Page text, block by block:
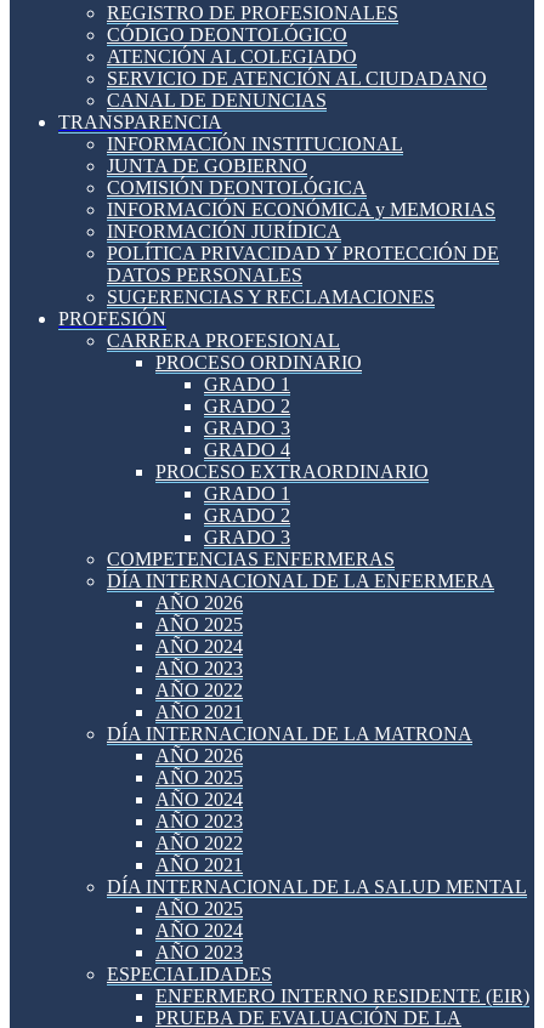
REGISTRO DE PROFESIONALES
CÓDIGO DEONTOLÓGICO
ATENCIÓN AL COLEGIADO
SERVICIO DE ATENCIÓN AL CIUDADANO
CANAL DE DENUNCIAS
TRANSPARENCIA
INFORMACIÓN INSTITUCIONAL
JUNTA DE GOBIERNO
COMISIÓN DEONTOLÓGICA
INFORMACIÓN ECONÓMICA y MEMORIAS
INFORMACIÓN JURÍDICA
POLÍTICA PRIVACIDAD Y PROTECCIÓN DE
DATOS PERSONALES
SUGERENCIAS Y RECLAMACIONES
PROFESIÓN
CARRERA PROFESIONAL
PROCESO ORDINARIO
GRADO 1
GRADO 2
GRADO 3
GRADO 4
PROCESO EXTRAORDINARIO
GRADO 1
GRADO 2
GRADO 3
COMPETENCIAS ENFERMERAS
DÍA INTERNACIONAL DE LA ENFERMERA
AÑO 2026
AÑO 2025
AÑO 2024
AÑO 2023
AÑO 2022
AÑO 2021
DÍA INTERNACIONAL DE LA MATRONA
AÑO 2026
AÑO 2025
AÑO 2024
AÑO 2023
AÑO 2022
AÑO 2021
DÍA INTERNACIONAL DE LA SALUD MENTAL
AÑO 2025
AÑO 2024
AÑO 2023
ESPECIALIDADES
ENFERMERO INTERNO RESIDENTE (EIR)
PRUEBA DE EVALUACIÓN DE LA